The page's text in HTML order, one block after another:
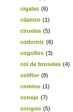
cigalas (6)
cilantro (1)
ciruelas (5)
codorniz (6)
cogollos (3)
col de bruselas (4)
coliflor (8)
comino (1)
conejo (7)
congrio (5)